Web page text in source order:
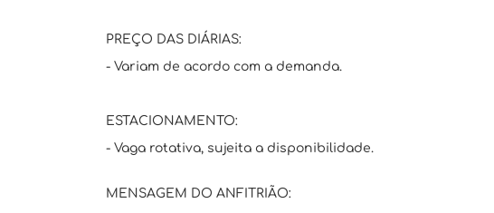
PREÇO DAS DIÁRIAS:
- Variam de acordo com a demanda.
ESTACIONAMENTO:
- Vaga rotativa, sujeita a disponibilidade.
MENSAGEM DO ANFITRIÃO: